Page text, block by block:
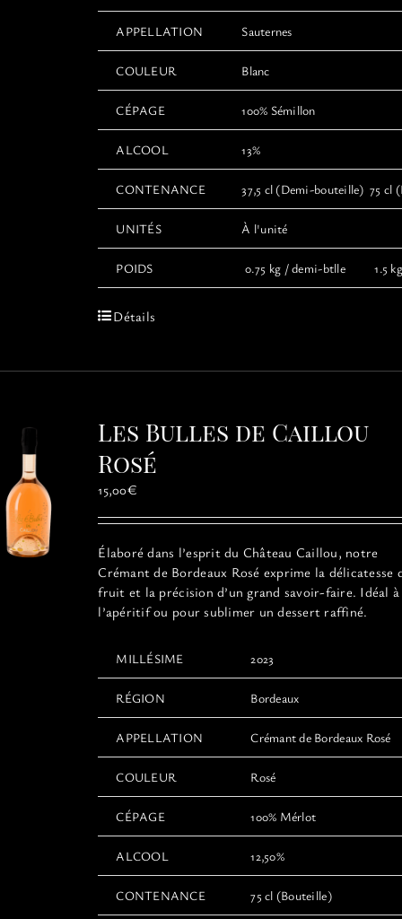
APPELLATION Sauternes
COULEUR Blanc
CÉPAGE 100% Sémillon
ALCOOL 13%
CONTENANCE 37,5 cl (Demi-bouteille) 75 cl
UNITÉS À l'unité
POIDS 0.75 kg / demi-btlle 1.5
Détails
Les Bulles de Caillou
Rosé
15,00€
Élaboré dans l’esprit du Château Caillou, notre
Crémant de Bordeaux Rosé exprime la délicatesse
fruit et la précision d’un grand savoir-faire. Idéal à
l’apéritif ou pour sublimer un dessert raffiné.
MILLÉSIME 2023
RÉGION Bordeaux
APPELLATION Crémant de Bordeaux Rosé
COULEUR Rosé
CÉPAGE 100% Mérlot
ALCOOL 12,50%
CONTENANCE 75 cl (Bouteille)